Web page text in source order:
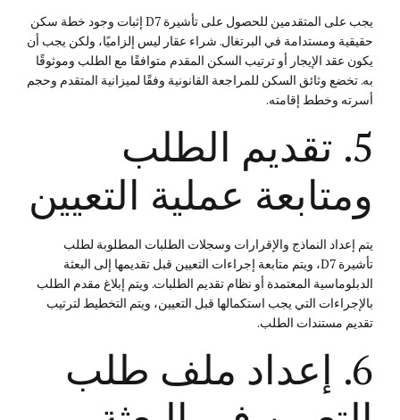
يجب على المتقدمين للحصول على تأشيرة D7 إثبات وجود خطة سكن
حقيقية ومستدامة في البرتغال. شراء عقار ليس إلزاميًا، ولكن يجب أن
يكون عقد الإيجار أو ترتيب السكن المقدم متوافقًا مع الطلب وموثوقًا
به. تخضع وثائق السكن للمراجعة القانونية وفقًا لميزانية المتقدم وحجم
أسرته وخطط إقامته.
5. تقديم الطلب
ومتابعة عملية التعيين
يتم إعداد النماذج والإقرارات وسجلات الطلبات المطلوبة لطلب
تأشيرة D7، ويتم متابعة إجراءات التعيين قبل تقديمها إلى البعثة
الدبلوماسية المعتمدة أو نظام تقديم الطلبات. ويتم إبلاغ مقدم الطلب
بالإجراءات التي يجب استكمالها قبل التعيين، ويتم التخطيط لترتيب
تقديم مستندات الطلب.
6. إعداد ملف طلب